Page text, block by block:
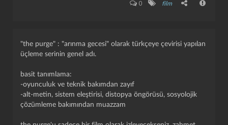
0 film
"the purge" : "arınma gecesi" olarak türkçeye çevirisi yapılan
üçleme serinin genel adı.
basit tanımlama:
-oyunculuk ve teknik bakımdan zayıf
-alt-metin, sistem eleştirisi, distopya öngörüsü, sosyolojik
çözümleme bakımından muazzam